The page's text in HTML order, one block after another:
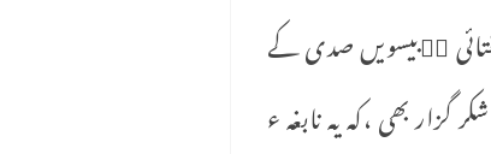
چغتائی ٖؔبیسویں صدی کے
بھی ،کہ یہ نابغہ ء